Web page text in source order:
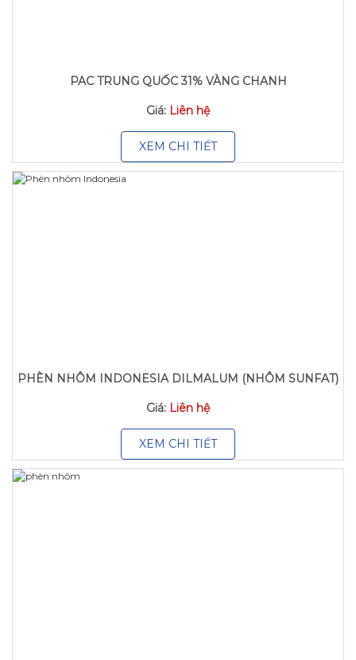
PAC TRUNG QUỐC 31% VÀNG CHANH
Giá: Liên hệ
XEM CHI TIẾT
PHÈN NHÔM INDONESIA DILMALUM (NHÔM SUNFAT)
Giá: Liên hệ
XEM CHI TIẾT